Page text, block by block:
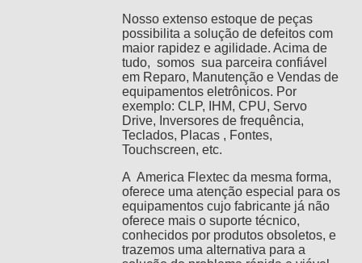
Nosso extenso estoque de peças
possibilita a solução de defeitos com
maior rapidez e agilidade. Acima de
tudo, somos sua parceira confiável
em Reparo, Manutenção e Vendas de
equipamentos eletrônicos. Por
exemplo: CLP, IHM, CPU, Servo
Drive, Inversores de frequência,
Teclados, Placas , Fontes,
Touchscreen, etc.
A America Flextec da mesma forma,
oferece uma atenção especial para os
equipamentos cujo fabricante já não
oferece mais o suporte técnico,
conhecidos por produtos obsoletos, e
trazemos uma alternativa para a